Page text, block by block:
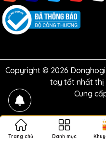
Copyright © 2026
tay tốt nhất thị
Cung
Trang chủ Danh mục
So sánh